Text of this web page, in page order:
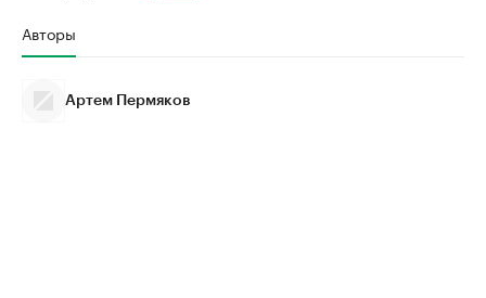
Авторы
Артем Пермяков